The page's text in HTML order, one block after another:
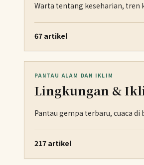
Warta tentang keseharian, tren
67 artikel
PANTAU ALAM DAN IKLIM
Lingkungan &
Pantau gempa terbaru, cuaca
217 artikel